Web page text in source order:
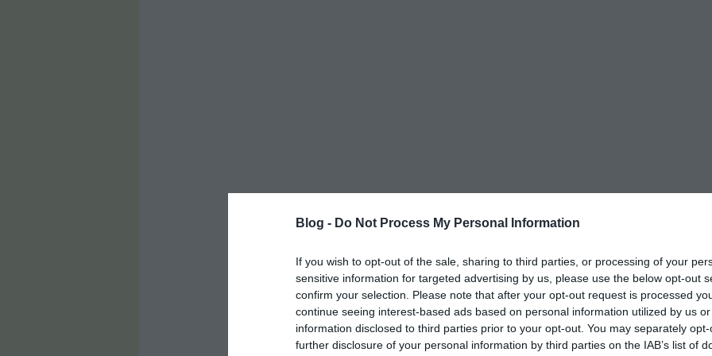
Blog - Do Not Process My Personal Information
If you wish to opt-out of the sale, sharing to third parties, or processing of your
sensitive information for targeted advertising by us, please use the below opt-out
confirm your selection. Please note that after your opt-out request is processed
continue seeing interest-based ads based on personal information utilized by us
information disclosed to third parties prior to your opt-out. You may separately
further disclosure of your personal information by third parties on the IAB’s list of